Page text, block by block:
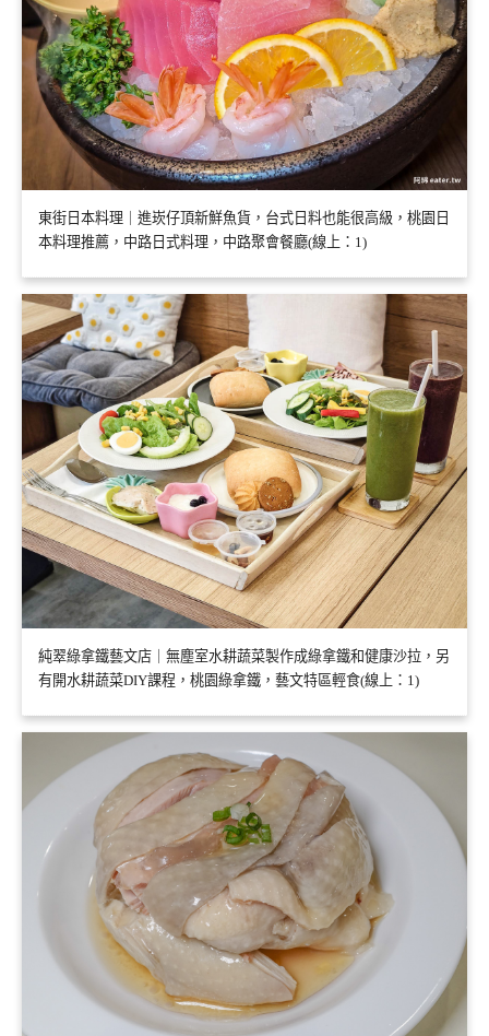
東街日本料理｜進崁仔頂新鮮魚貨，台式日料也能很高級，桃園日
本料理推薦，中路日式料理，中路聚會餐廳(線上：1)
純翠綠拿鐵藝文店｜無塵室水耕蔬菜製作成綠拿鐵和健康沙拉，另
有開水耕蔬菜DIY課程，桃園綠拿鐵，藝文特區輕食(線上：1)